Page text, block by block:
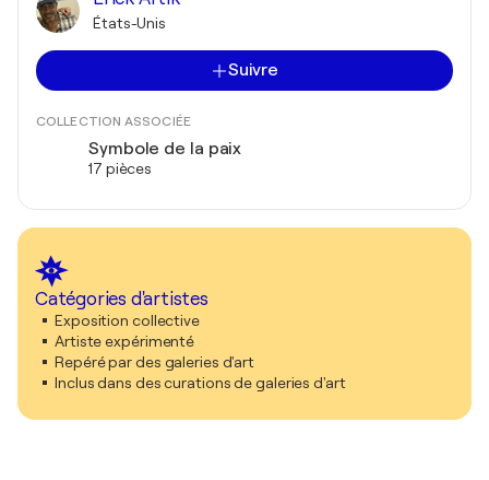
États-Unis
Suivre
COLLECTION ASSOCIÉE
Symbole de la paix
17 pièces
Catégories d'artistes
Exposition collective
Artiste expérimenté
Repéré par des galeries d'art
Inclus dans des curations de galeries d'art